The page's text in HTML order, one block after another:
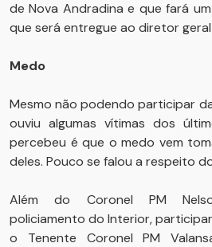
de Nova Andradina e que fará
que será entregue ao diretor geral
Medo
Mesmo não podendo participar
ouviu algumas vítimas dos
percebeu é que o medo vem
deles. Pouco se falou a respeito
Além do Coronel PM
policiamento do Interior,
o Tenente Coronel PM